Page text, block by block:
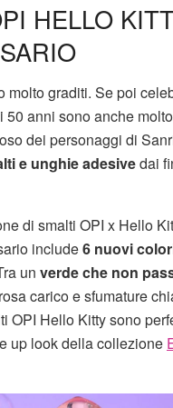
HELLO
molto graditi. Se poi
50 anni sono anche
dei personaggi di
e unghie adesivedai
di smalti OPI x Hello
include6 nuovi
un verde che non
carico e sfumature
OPI Hello Kitty sono
up look della collezione